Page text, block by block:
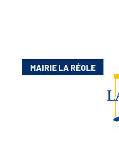
MAIRIE LA RÉOLE